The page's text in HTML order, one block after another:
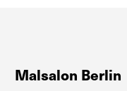
Malsalon Berlin